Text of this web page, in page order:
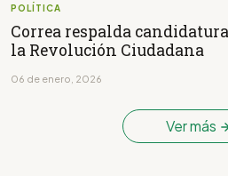
POLÍTICA
Correa respalda
la Revolución Ciudadana
06 de enero, 2026
Ver más